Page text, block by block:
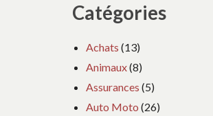
Catégories
Achats (13)
Animaux(8)
Assurances (5)
Auto Moto (26)